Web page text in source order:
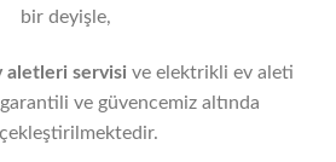
bir deyişle,
aletleri servisi ve elektrikli ev aleti
ve güvencemiz altında